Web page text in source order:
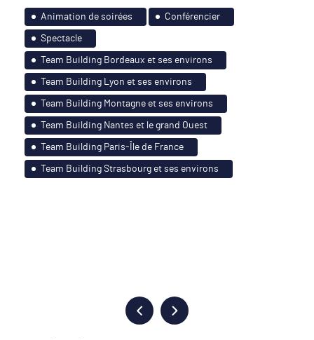
Animation de soirées Conférencier
Spectacle
Team Building Bordeaux et ses environs
Team Building Lyon et ses environs
Team Building Montagne et ses environs
Team Building Nantes et le grand Ouest
Team Building Paris-Île de France
Team Building Strasbourg et ses environs